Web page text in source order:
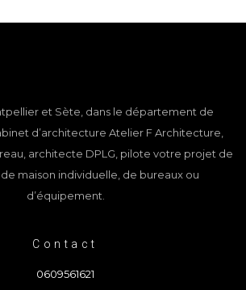
et Sète, dans le département de
d’architecture Atelier F Architecture,
architecte DPLG, pilote votre projet de
maison individuelle, de bureaux ou
d’équipement.
Contact
0609561621